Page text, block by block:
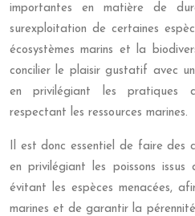
importantes en matière de
surexploitation de certaines
écosystèmes marins et la
concilier le plaisir gustatif avec
en privilégiant les pratiques
respectant les ressources marines.
Il est donc essentiel de faire des
en privilégiant les poissons
évitant les espèces menacées,
marines et de garantir la